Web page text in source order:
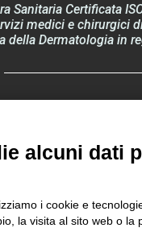
Sanitaria Certificata
medici e chirurgici
della Dermatologia in
Rev_35_19 febbraio 2026
alcuni dati
i cookie e
la visita al sito web o la